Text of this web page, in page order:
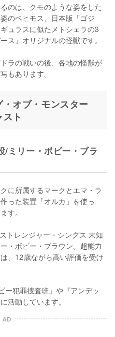
のは、クモのような姿をした
のベヒモス、日本版「ゴジ
ュラスに似たメトシェラの3
ス」オリジナルの怪獣です。
ラの戦いの後、各地の怪獣が
もあります。
オブ・モンスター
ト
/ミリー・ボビー・ブラ
に所属するマークとエマ・ラ
った装置「オルカ」を使っ
す。
トレンジャー・シングス 未知
・ボビー・ブラウン。超能力
、12歳ながら高い評価を受け
ー犯罪捜査班』や『アンデッ
活動しています。
AD